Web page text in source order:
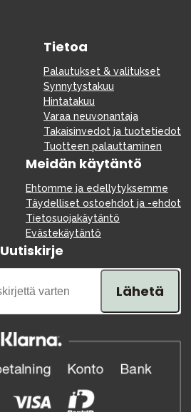
Tietoa
Palautukset & valitukset
Synnytystakuu
Hintatakuu
Varaa neuvonantaja
Takaisinvedot ja tuotetiedot
Tuotteen palauttaminen
Meidän käytäntö
Ehtomme ja edellytyksemme
Täydelliset ostoehdot ja -ehdot
Tietosuojakäytäntö
Evästekäytäntö
Uutiskirje
Lähetä